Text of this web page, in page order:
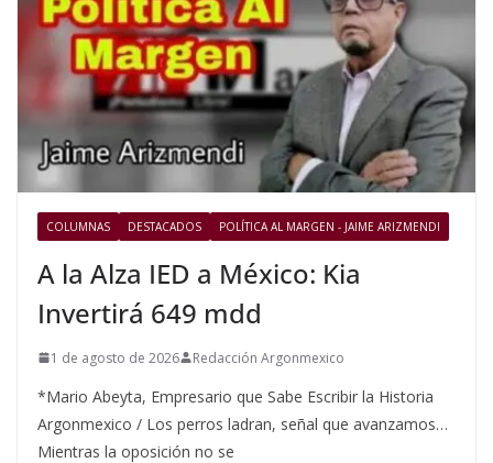
COLUMNAS DESTACADOS POLÍTICA AL MARGEN - JAIME ARIZMENDI
A la Alza IED a México: Kia
Invertirá 649 mdd
1 de agosto de 2026 Redacción Argonmexico
*Mario Abeyta, Empresario que Sabe Escribir la Historia
Argonmexico / Los perros ladran, señal que avanzamos…
Mientras la oposición no se